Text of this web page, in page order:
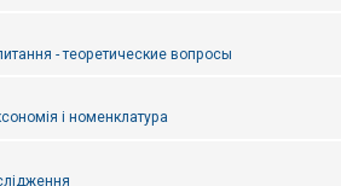
- теоретические вопросы
і номенклатура